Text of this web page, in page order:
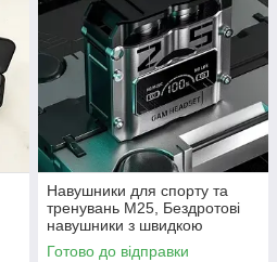
Навушники для спорту та
тренувань M25, Бездротові
навушники з швидкою
зарядкою для музики FK-60
Готово до відправки